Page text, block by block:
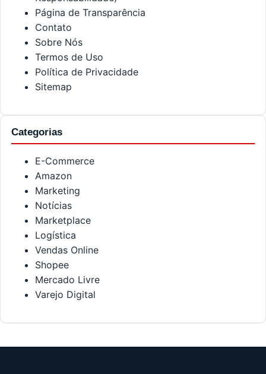
Página de Transparência
Contato
Sobre Nós
Termos de Uso
Política de Privacidade
Sitemap
Categorias
E-Commerce
Amazon
Marketing
Notícias
Marketplace
Logística
Vendas Online
Shopee
Mercado Livre
Varejo Digital